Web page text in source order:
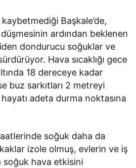
kaybetmediği Başkale’de,
ardından beklenen
dondurucu soğuklar ve
Hava sıcaklığı gece
18 dereceye kadar
buz sarkıtları 2 metreyi
adeta durma noktasına
soğuk daha da
izole olmuş, evlerin ve iş
soğuk hava etkisini